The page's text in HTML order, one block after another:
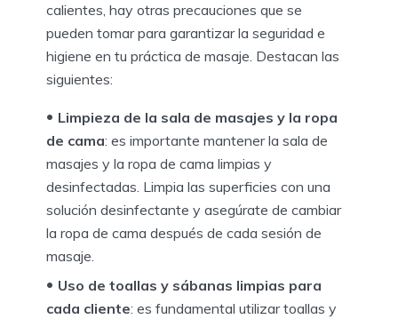
calientes, hay otras precauciones que se
pueden tomar para garantizar la seguridad e
higiene en tu práctica de masaje. Destacan las
siguientes:
Limpieza de la sala de masajes y la ropa
de cama: es importante mantener la sala de
masajes y la ropa de cama limpias y
desinfectadas. Limpia las superficies con una
solución desinfectante y asegúrate de cambiar
la ropa de cama después de cada sesión de
masaje.
Uso de toallas y sábanas limpias para
cada cliente: es fundamental utilizar toallas y